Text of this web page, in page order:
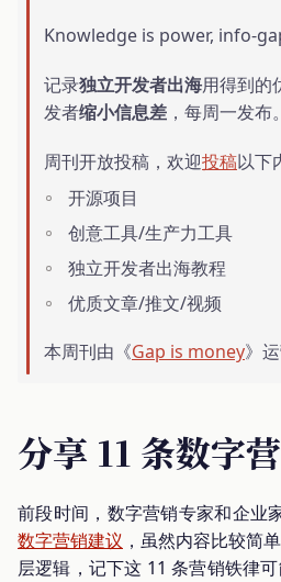
Knowledge is power, info-
记录独立开发者出海用得到的
发者缩小信息差 ，每周一发布。
周刊开放投稿，欢迎投稿以下
开源项目
创意工具/生产力工具
独立开发者出海教程
优质文章/推文/视频
本周刊由《Gap is money》
分享 11 条数字
前段时间，数字营销专家和企业
数字营销建议 ，虽然内容比较简
层逻辑，记下这 11 条营销铁律